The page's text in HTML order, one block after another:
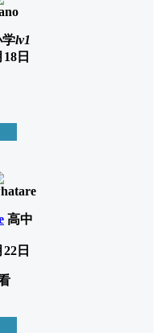
学lv1
日
高中
日